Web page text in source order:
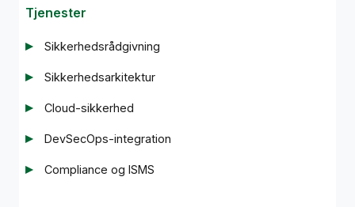
Tjenester
Sikkerhedsrådgivning
Sikkerhedsarkitektur
Cloud-sikkerhed
DevSecOps-integration
Compliance og ISMS